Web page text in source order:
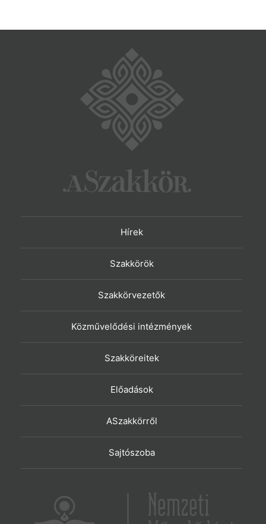
Hírek
Szakkörök
Szakkörvezetők
Közművelődési intézmények
Szakköreitek
Előadások
ASzakkörről
Sajtószoba